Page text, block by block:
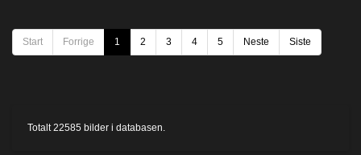
Start Forrige 1 2 3 4 5 Neste Siste
Totalt 22585 bilder i databasen.